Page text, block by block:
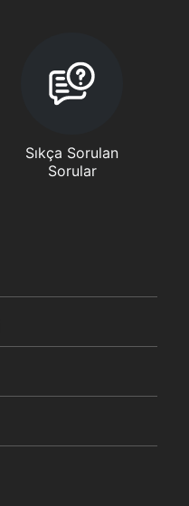
Sıkça Sorulan
Sorular